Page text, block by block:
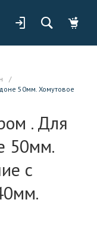
/
50мм. Хомутовое
. Для
50мм.
с